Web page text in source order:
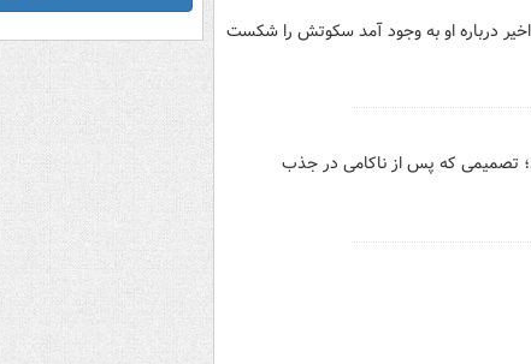
درباره او به وجود آمد سکوتش را شکست
تصمیمی که پس از ناکامی در جذب